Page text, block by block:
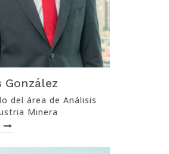
González
del área de Análisis
Minera